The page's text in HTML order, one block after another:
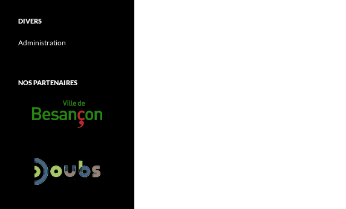
DIVERS
Administration
NOS PARTENAIRES